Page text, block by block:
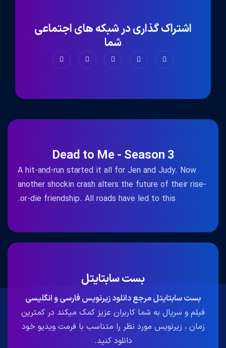
اشتراک گذاری در شبکه های اجتماعی
شما
Dead to Me - Season 3
A hit-and-run started it all for Jen and Judy. Now
another shockin crash alters the future of their rise-
or-die friendship. All roads have led to this.
بست سابتایتل
بست سابتایتل مرجع دانلود زیرنویس فارسی و انگلیسی
فیلم و سریال به شما کاربران عزیز کمک میکند در کمترین
زمان ، زیرنویس مورد نظر را متناسب با فرمت ویدیو خود
دانلود کنید.